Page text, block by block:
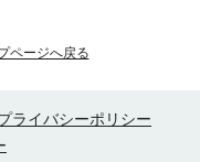
ページへ戻る
ライバシーポリシー